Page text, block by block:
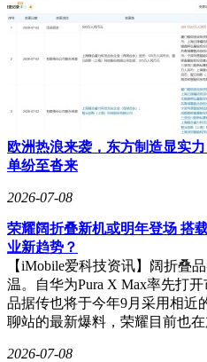
力，专业推拿服务实现了精准
生活、职场办公、商务差旅等
界与消费场景，激活了多元化
了传统行业场景单一、受众局
场景多元化升级的核心价值，
专属消费”向“全域民生服务”转
度落地，使服务能够精准触达
群体，打破时间与空间的限制
了行业服务价值，使上门推拿
全时段的民生康养服务，有效
难题。
以场景赋能民生，东郊到家正
革。通过持续深耕专业上门推
台以多场景战略开辟了行业多
景精细化运营的深化与多场景
有望进一步拓展康养服务的覆
欧洲热浪来袭，东方制造显实
单纷至沓来
2026-07-08
荣耀阔折叠新机或明年登场 搭
业新趋势？
【iMobile爱科技资讯】阔折叠
温。自华为Pura X Max率先打
品据传也将于今年9月采用相近
聊站的最新爆料，荣耀目前也
2026-07-08